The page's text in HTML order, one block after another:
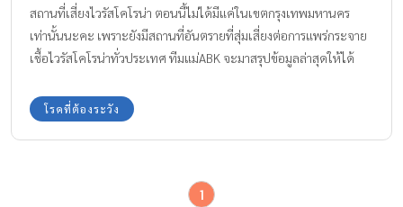
สถานที่เสี่ยงไวรัสโคโรน่า ตอนนี้ไม่ได้มีแค่ในเขตกรุงเทพมหานคร
เท่านั้นนะคะ เพราะยังมีสถานที่อันตรายที่สุ่มเสี่ยงต่อการแพร่กระจาย
เชื้อไวรัสโคโรน่าทั่วประเทศ ทีมแม่ABK จะมาสรุปข้อมูลล่าสุดให้ได้
โรคที่ต้องระวัง
1